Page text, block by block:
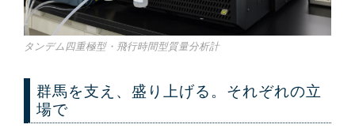
タンデム四重極型・飛行時間型質量分析計
群馬を支え、盛り上げる。それぞれの立
場で